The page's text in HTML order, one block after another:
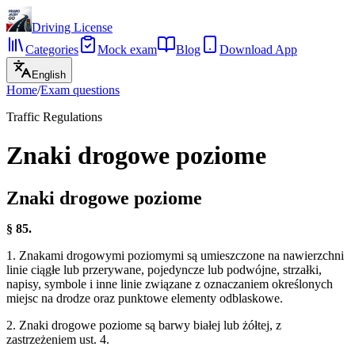
Driving License
Categories
Mock exam Blog Download App
English
Home/Exam questions
Traffic Regulations
Znaki drogowe poziome
Znaki drogowe poziome
§ 85.
1. Znakami drogowymi poziomymi są umieszczone na nawierzchni
linie ciągłe lub przerywane, pojedyncze lub podwójne, strzałki,
napisy, symbole i inne linie związane z oznaczaniem określonych
miejsc na drodze oraz punktowe elementy odblaskowe.
2. Znaki drogowe poziome są barwy białej lub żółtej, z
zastrzeżeniem ust. 4.